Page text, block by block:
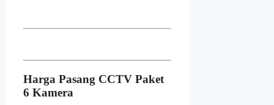
Harga Pasang CCTV Paket
6 Kamera